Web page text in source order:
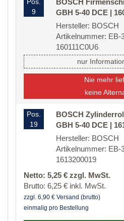
9
BOSCH
GBH 5-40 DCE |
Hersteller: BOSCH
Artikelnummer: EB-
160111C0U6
nur
Nie mehr
keine
Pos.
19
BOSCH
GBH 5-40 DCE |
Hersteller: BOSCH
Artikelnummer: EB-
1613200019
Netto: 5,25 € zzgl. MwSt.
Brutto: 6,25 € inkl. MwSt.
zzgl. 6,90 € Versand (brutto)
einmalig pro Bestellung